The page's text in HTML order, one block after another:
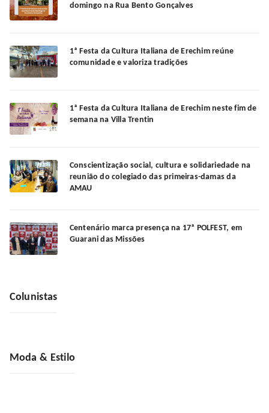
domingo na Rua Bento Gonçalves
1ª Festa da Cultura Italiana de Erechim reúne
comunidade e valoriza tradições
1ª Festa da Cultura Italiana de Erechim neste fim de
semana na Villa Trentin
Conscientização social, cultura e solidariedade na
reunião do colegiado das primeiras-damas da
AMAU
Centenário marca presença na 17ª POLFEST, em
Guarani das Missões
Colunistas
Moda & Estilo